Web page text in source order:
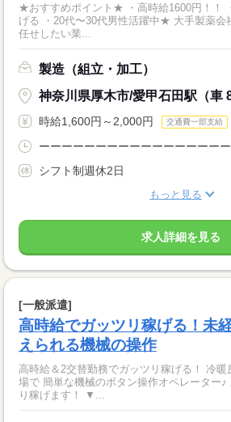
★おすすめポイント★ ・高時給1600円！！ ・日勤・夜勤交代制で稼
げる ・20代〜30代男性活躍中★ 大手製薬会社でのお仕事です！ お
任せしたい業...
製造（組立・加工）
神奈川県厚木市/愛甲石田駅（車 8
時給1,600円～2,000円 交通費一部支給
ーーーーーーーーーーーーーーーーー
シフト制週休2日
もっと見る
求人詳細を見る
[一般派遣]
高時給でガッツリ稼げる！未
えられる機械の操作
高時給＆2交替勤務でガッツリ稼げる！ 冷暖
場で 簡単な機械のボタン操作オペレーター
り稼げます！ ▼...